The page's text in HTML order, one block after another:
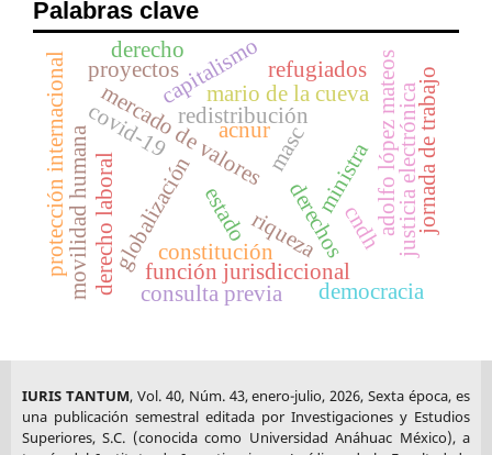
Palabras clave
mercado de valores
redistribución
riqueza
capitalismo
globalización ministra
derecho laboral
mario de la cueva adolfo lópez mateos
función jurisdiccional
justicia electrónica
masc
covid-19
cndh
constitución
movilidad humana
protección internacional acnur
refugiados
consulta previa
derechos
proyectos jornada de trabajo
democracia
estado
derecho
IURIS TANTUM, Vol. 40, Núm. 43, enero-julio, 2026, Sexta época, es
una publicación semestral editada por Investigaciones y Estudios
Superiores, S.C. (conocida como Universidad Anáhuac México), a